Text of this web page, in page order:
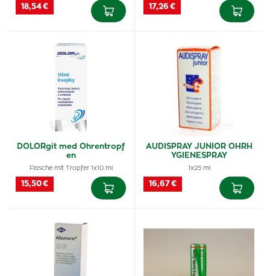
18,54 € 17,26 €
DOLORgit med Ohrentropf
en
Flasche mit Tropfer 1x10 ml
15,50 €
AUDISPRAY JUNIOR OHRH
YGIENESPRAY
1x25 ml
16,67 €